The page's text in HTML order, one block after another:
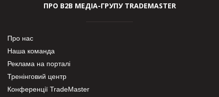
ПРО В2В МЕДІА-ГРУПУ TRADEMASTER
Про нас
Наша команда
Реклама на порталі
Тренінговий центр
Конференції TradeMaster